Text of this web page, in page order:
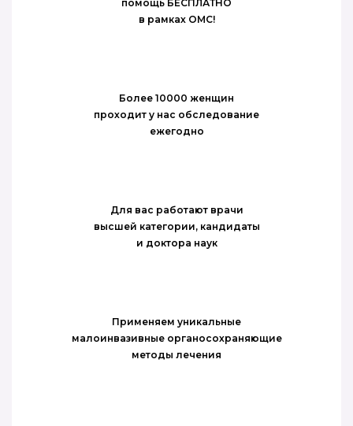
помощь БЕСПЛАТНО
в рамках ОМС!
Более 10000 женщин
проходит у нас обследование
ежегодно
Для вас работают врачи
высшей категории, кандидаты
и доктора наук
Применяем уникальные
малоинвазивные органосохраняющие
методы лечения